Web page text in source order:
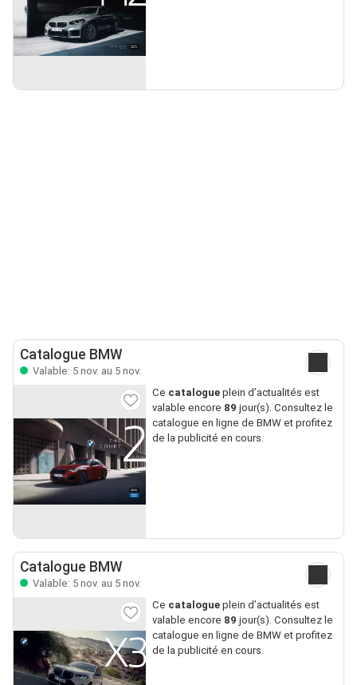
Catalogue BMW
Valable: 5 nov. au 5 nov.
Ce catalogueplein d’actualités est
valable encore 89 jour(s). Consultez le
catalogue en ligne de BMW et profitez
de la publicité en cours.
Catalogue BMW
Valable: 5 nov. au 5 nov.
Ce catalogueplein d’actualités est
valable encore 89 jour(s). Consultez le
catalogue en ligne de BMW et profitez
de la publicité en cours.